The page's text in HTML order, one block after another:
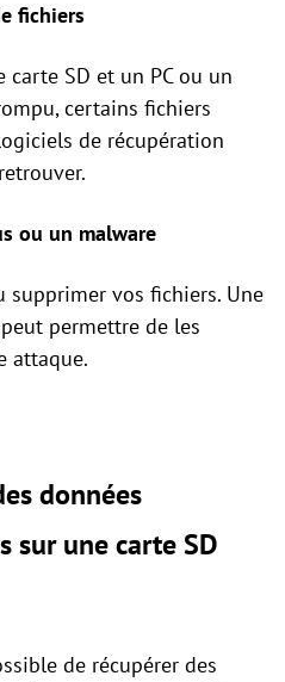
fichiers
SD et un PC ou un
certains fichiers
de récupération
ou un malware
supprimer vos fichiers. Une
permettre de les
attaque.
données
sur une carte SD
de récupérer des